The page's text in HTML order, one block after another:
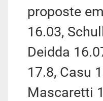
proposte
16.03,
Deidda
17.8, Casu
Mascaretti